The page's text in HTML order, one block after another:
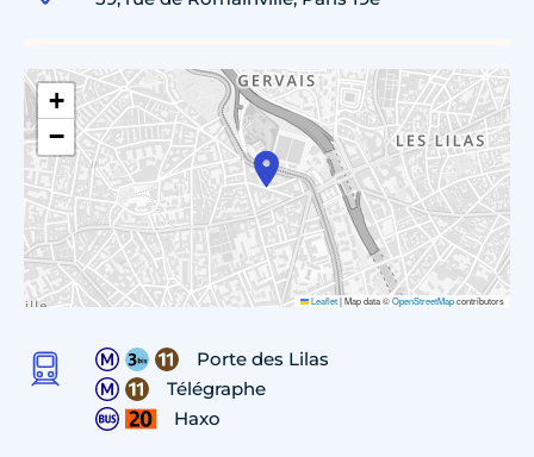
+
−
Leaflet|Map data ©OpenStreetMapcontributors
Porte des Lilas
Télégraphe
Haxo